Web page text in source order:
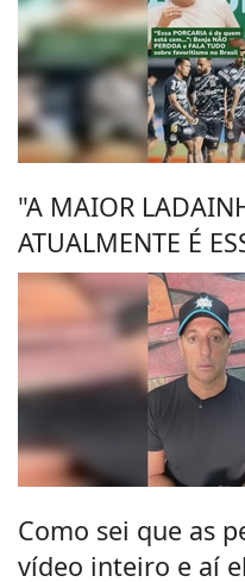
"A MAIOR
ATUALMENTE É
Como sei que as
vídeo inteiro e aí